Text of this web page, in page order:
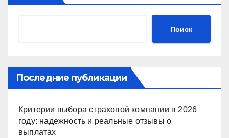
Поиск
Последние публикации
Критерии выбора страховой компании в 2026
году: надежность и реальные отзывы о
выплатах